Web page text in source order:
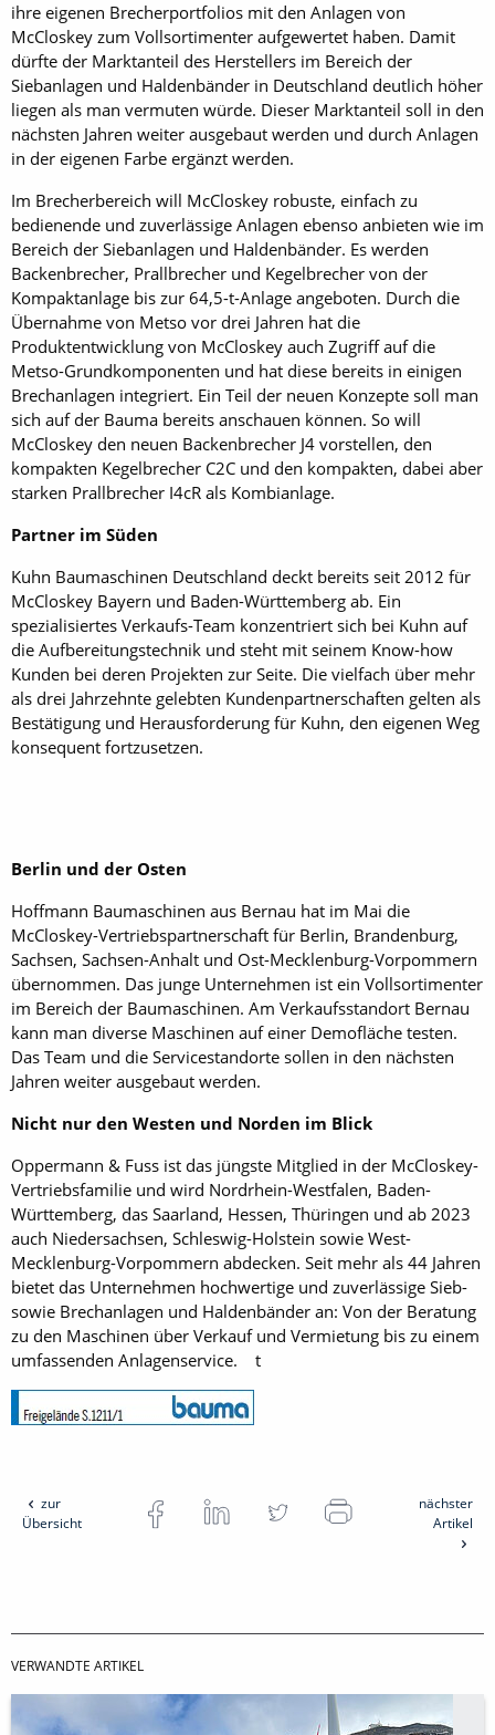
ihre eigenen Brecherportfolios mit den Anlagen von
McCloskey zum Vollsortimenter aufgewertet haben. Damit
dürfte der Marktanteil des Herstellers im Bereich der
Siebanlagen und Haldenbänder in Deutschland deutlich höher
liegen als man vermuten würde. Dieser Marktanteil soll in den
nächsten Jahren weiter ausgebaut werden und durch Anlagen
in der eigenen Farbe ergänzt werden.
Im Brecherbereich will McCloskey robuste, einfach zu
bedienende und zuverlässige Anlagen ebenso anbieten wie im
Bereich der Siebanlagen und Haldenbänder. Es werden
Backenbrecher, Prallbrecher und Kegelbrecher von der
Kompaktanlage bis zur 64,5-t-Anlage angeboten. Durch die
Übernahme von Metso vor drei Jahren hat die
Produktentwicklung von McCloskey auch Zugriff auf die
Metso-Grundkomponenten und hat diese bereits in einigen
Brechanlagen integriert. Ein Teil der neuen Konzepte soll man
sich auf der Bauma bereits anschauen können. So will
McCloskey den neuen Backenbrecher J4 vorstellen, den
kompakten Kegelbrecher C2C und den kompakten, dabei aber
starken Prallbrecher I4cR als Kombianlage.
Partner im Süden
Kuhn Baumaschinen Deutschland deckt bereits seit 2012 für
McCloskey Bayern und Baden-Württemberg ab. Ein
spezialisiertes Verkaufs-Team konzentriert sich bei Kuhn auf
die Aufbereitungstechnik und steht mit seinem Know-how
Kunden bei deren Projekten zur Seite. Die vielfach über mehr
als drei Jahrzehnte gelebten Kundenpartnerschaften gelten als
Bestätigung und Herausforderung für Kuhn, den eigenen Weg
konsequent fortzusetzen.
Berlin und der Osten
Hoffmann Baumaschinen aus Bernau hat im Mai die
McCloskey-Vertriebspartnerschaft für Berlin, Brandenburg,
Sachsen, Sachsen-Anhalt und Ost-Mecklenburg-Vorpommern
übernommen. Das junge Unternehmen ist ein Vollsortimenter
im Bereich der Baumaschinen. Am Verkaufsstandort Bernau
kann man diverse Maschinen auf einer Demofläche testen.
Das Team und die Servicestandorte sollen in den nächsten
Jahren weiter ausgebaut werden.
Nicht nur den Westen und Norden im Blick
Oppermann & Fuss ist das jüngste Mitglied in der McCloskey-
Vertriebsfamilie und wird Nordrhein-Westfalen, Baden-
Württemberg, das Saarland, Hessen, Thüringen und ab 2023
auch Niedersachsen, Schleswig-Holstein sowie West-
Mecklenburg-Vorpommern abdecken. Seit mehr als 44 Jahren
bietet das Unternehmen hochwertige und zuverlässige Sieb-
sowie Brechanlagen und Haldenbänder an: Von der Beratung
zu den Maschinen über Verkauf und Vermietung bis zu einem
umfassenden Anlagenservice. t
zur
Übersicht
nächster
Artikel
VERWANDTE ARTIKEL